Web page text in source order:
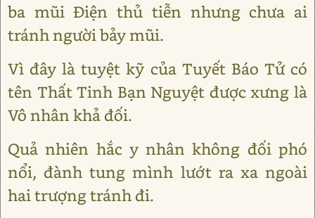
ba mũi Điện thủ tiễn nhưng chưa ai
tránh người bảy mũi.
Vì đây là tuyệt kỹ của Tuyết Báo Tử có
tên Thất Tinh Bạn Nguyệt được xưng là
Vô nhân khả đối.
Quả nhiên hắc y nhân không đối phó
nổi, đành tung mình lướt ra xa ngoài
hai trượng tránh đi.